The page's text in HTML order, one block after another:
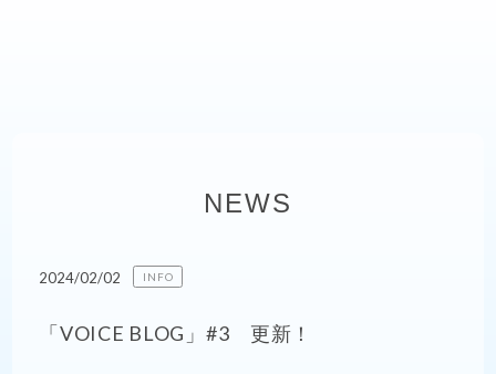
NEWS
2024/02/02 INFO
「VOICE BLOG」#3 更新！